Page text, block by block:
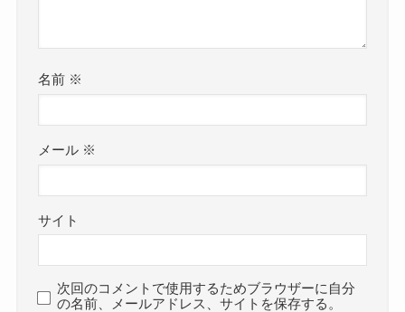
名前 ※
メール ※
サイト
次回のコメントで使用するためブラウザーに自分
の名前、メールアドレス、サイトを保存する。